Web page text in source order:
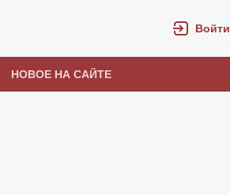
Войти
НОВОЕ НА САЙТЕ